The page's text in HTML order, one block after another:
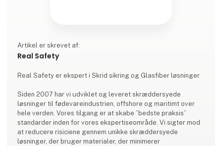
Artikel er skrevet af:
Real Safety
Real Safety er ekspert i Skrid sikring og Glasfiber løsninger.
Siden 2007 har vi udviklet og leveret skræddersyede
løsninger til fødevareindustrien, offshore og maritimt over
hele verden. Vores tilgang er at skabe ”bedste praksis”
standarder inden for vores ekspertiseområde. Vi sigter mod
at reducere risiciene gennem unikke skræddersyede
løsninger, der bruger materialer, der minimerer